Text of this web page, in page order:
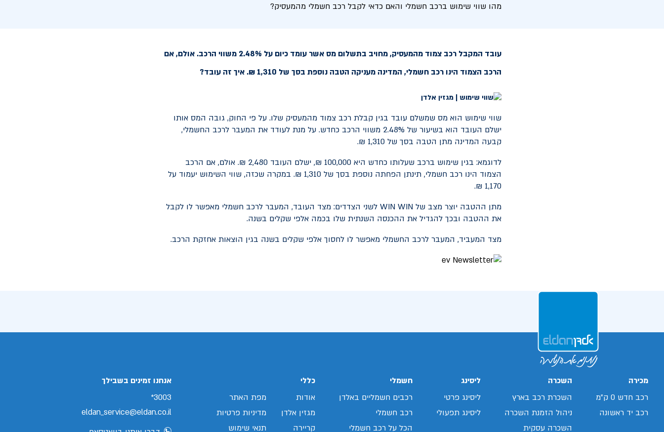
מהו שווי שימוש ברכב חשמלי והאם כדאי לקבל רכב חשמלי מהמעסיק?
עובד המקבל רכב צמוד מהמעסיק, מחויב בתשלום מס אשר עומד כיום על 2.48% משווי הרכב. אולם, אם
הרכב הצמוד הינו רכב חשמלי, המדינה מעניקה הטבה נוספת בסך של 1,310 ₪. איך זה עובד?
שווי שימוש הוא מס שמשלם עובד בגין קבלת רכב צמוד מהמעסיק שלו. על פי החוק, גובה המס אותו
ישלם העובד הוא בשיעור של 2.48% משווי הרכב כחדש. על מנת לעודד את המעבר לרכב החשמלי,
קבעה המדינה מתן הטבה בסך של 1,310 ₪.
לדוגמא: בגין שימוש ברכב שעלותו כחדש היא 100,000 ₪, ישלם העובד 2,480 ₪. אולם, אם הרכב
הצמוד הינו רכב חשמלי, תינתן הפחתה נוספת בסך של 1,310 ₪. במקרה שכזה, שווי השימוש יעמוד על
1,170 ₪.
מתן ההטבה יוצר מצב של WIN WIN לשני הצדדים: מצד העובד, המעבר לרכב חשמלי מאפשר לו לקבל
את ההטבה ובכך להגדיל את ההכנסה השנתית שלו בכמה אלפי שקלים בשנה.
מצד המעביד, המעבר לרכב החשמלי מאפשר לו לחסוך אלפי שקלים בשנה בגין הוצאות אחזקת הרכב.
מכירה
רכב חדש 0 ק"מ
רכב יד ראשונה
השכרה
השכרת רכב בארץ
ניהול הזמנת השכרה
השכרה עסקית
ליסינג
ליסינג פרטי
ליסינג תפעולי
חשמלי
רכבים חשמליים באלדן
רכב חשמלי
הכל על רכב חשמלי
כללי
אודות
מגזין אלדן
קריירה
מפת האתר
מדיניות פרטיות
תנאי שימוש
אנחנו זמינים בשבילך
3003*
eldan_service@eldan.co.il